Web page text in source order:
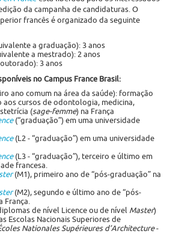
da campanha de candidaturas. O
francês é organizado da seguinte
a graduação): 3 anos
a mestrado): 2 anos
3 anos
no Campus France Brasil:
ano comum na área da saúde): formação
aos cursos de odontologia, medicina,
(sage-femme) na França
(“graduação”) em uma universidade
(L2 - “graduação”) em uma universidade
(L3 - “graduação”), terceiro e último em
francesa.
(M1), primeiro ano de “pós-graduação” na
(M2), segundo e último ano de “pós-
França.
de nível Licence ou de nível Master)
Escolas Nacionais Superiores de
Nationales Supérieures d’Architecture-